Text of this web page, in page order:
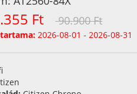
Ft 90.900 Ft
2026-08-01 - 2026-08-31